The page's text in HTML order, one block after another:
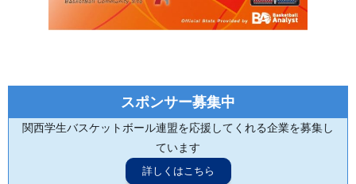
スポンサー募集中
関西学生バスケットボール連盟を応援してくれる企業を募集し
ています
詳しくはこちら